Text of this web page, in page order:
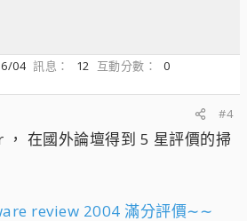
04 訊息 12 互動分數
0
#4
在國外論壇得到 5 星評價的掃
review 2004 滿分評價∼∼